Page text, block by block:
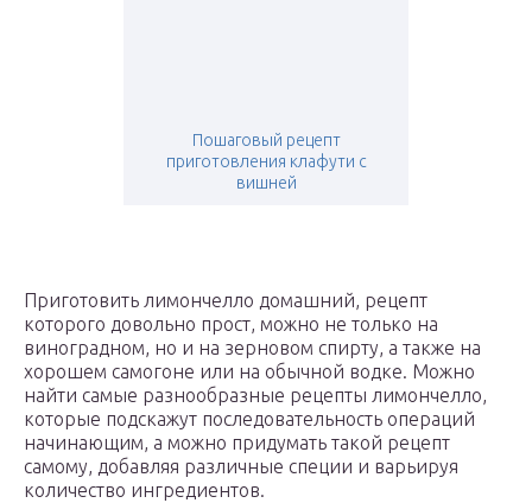
Пошаговый рецепт
приготовления клафути с
вишней
Приготовить лимончелло домашний, рецепт
которого довольно прост, можно не только на
виноградном, но и на зерновом спирту, а также на
хорошем самогоне или на обычной водке. Можно
найти самые разнообразные рецепты лимончелло,
которые подскажут последовательность операций
начинающим, а можно придумать такой рецепт
самому, добавляя различные специи и варьируя
количество ингредиентов.